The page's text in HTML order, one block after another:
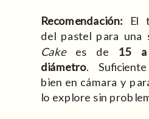
Recomendación:El
del pastel para una
Cakees de 15
diámetro.
bien en cámara y
lo explore sin